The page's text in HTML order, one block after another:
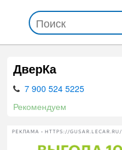
ДверКа
7 900 524 5225
Рекомендуем
РЕКЛАМА • HTTPS://GUSAR.LECAR.RU/